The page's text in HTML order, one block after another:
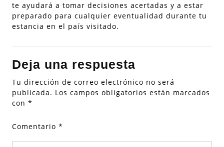
te ayudará a tomar decisiones acertadas y a estar
preparado para cualquier eventualidad durante tu
estancia en el país visitado.
Deja una respuesta
Tu dirección de correo electrónico no será
publicada. Los campos obligatorios están marcados
con *
Comentario *